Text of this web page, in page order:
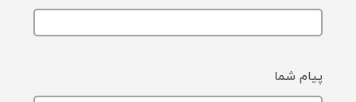
پیام شما